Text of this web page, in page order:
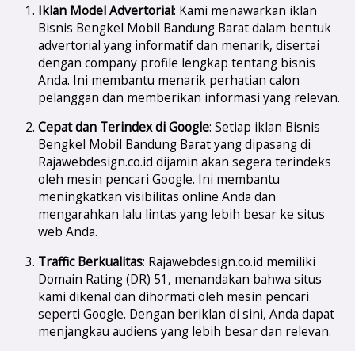
Iklan Model Advertorial: Kami menawarkan iklan
Bisnis Bengkel Mobil Bandung Barat dalam bentuk
advertorial yang informatif dan menarik, disertai
dengan company profile lengkap tentang bisnis
Anda. Ini membantu menarik perhatian calon
pelanggan dan memberikan informasi yang relevan.
Cepat dan Terindex di Google: Setiap iklan Bisnis
Bengkel Mobil Bandung Barat yang dipasang di
Rajawebdesign.co.id dijamin akan segera terindeks
oleh mesin pencari Google. Ini membantu
meningkatkan visibilitas online Anda dan
mengarahkan lalu lintas yang lebih besar ke situs
web Anda.
Traffic Berkualitas: Rajawebdesign.co.id memiliki
Domain Rating (DR) 51, menandakan bahwa situs
kami dikenal dan dihormati oleh mesin pencari
seperti Google. Dengan beriklan di sini, Anda dapat
menjangkau audiens yang lebih besar dan relevan.